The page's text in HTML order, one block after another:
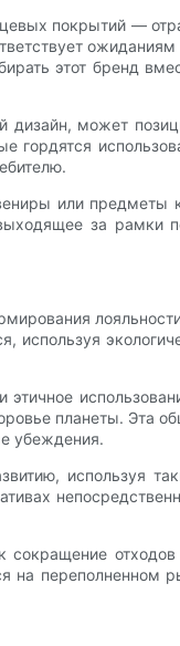
покрытий —
этот бренд
может
гордятся
или предметы
за рамки
используя
этичное
планеты. Эта
убеждения.
используя
на переполненном